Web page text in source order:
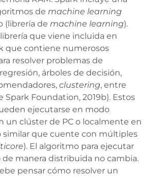
de machine learning
(librería de machine learning).
que viene incluida en
que contiene numerosos
resolver problemas de
árboles de decisión,
clustering, entre
Spark Foundation, 2019b). Estos
ejecutarse en modo
un clúster de PC o localmente en
similar que cuente con múltiples
). El algoritmo para ejecutar
manera distribuida no cambia.
pensar cómo resolver un